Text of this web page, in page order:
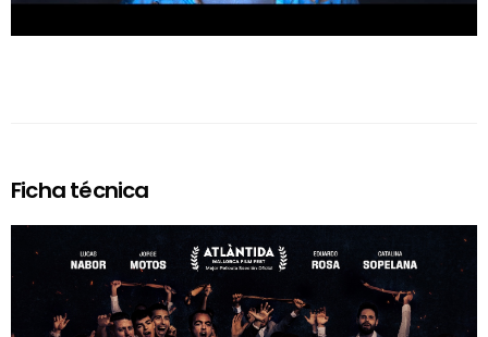
Ficha técnica